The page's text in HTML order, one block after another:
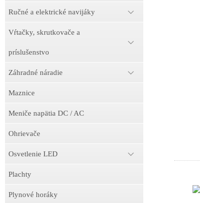
Ručné a elektrické navijáky
Vŕtačky, skrutkovače a
príslušenstvo
Záhradné náradie
Maznice
Meniče napätia DC / AC
Ohrievače
Osvetlenie LED
Plachty
Plynové horáky